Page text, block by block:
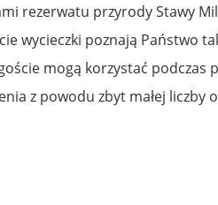
rezerwatu przyrody Stawy
wycieczki poznają Państwo
mogą korzystać
z powodu zbyt małej liczby